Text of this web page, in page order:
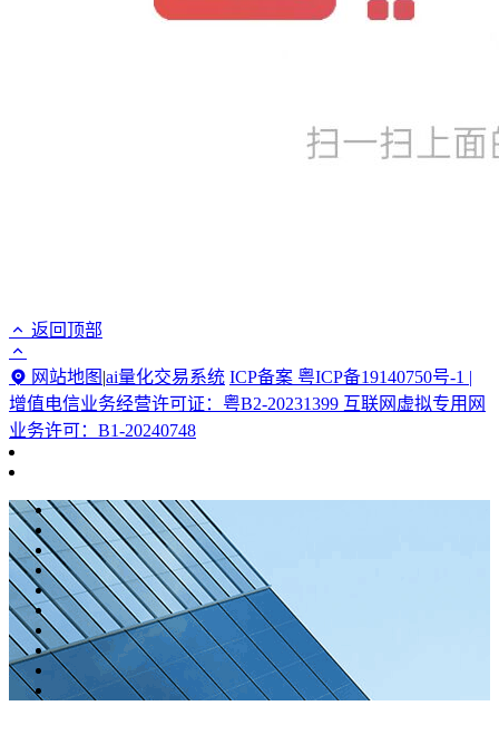
返回顶部
网站地图 |ai量化交易系统 ICP备案 粤ICP备19140750号-1 |
增值电信业务经营许可证：粤B2-20231399 互联网虚拟专用网
业务许可：B1-20240748